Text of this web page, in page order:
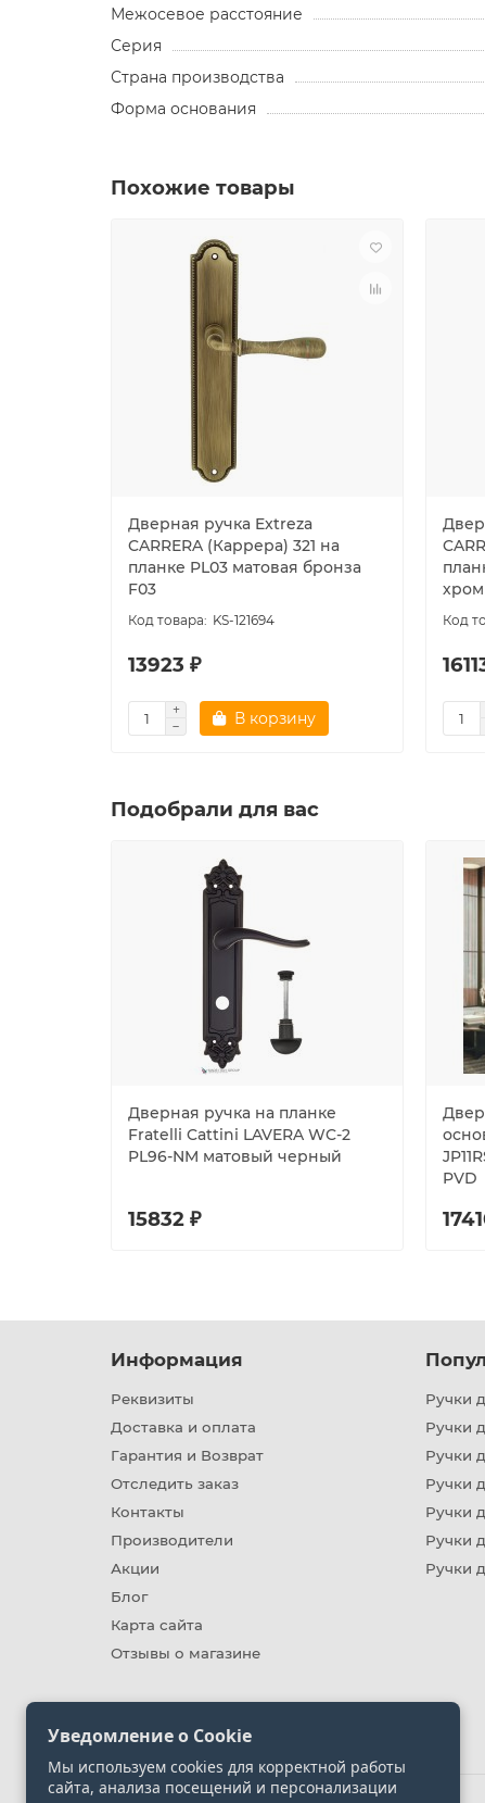
Межосевое расстояние
Серия
Страна производства
Форма основания
Похожие товары
Дверная ручка Extreza
CARRERA (Каррера) 321 на
планке PL03 матовая бронза
F03
KS-121694
13923 ₽
В корзину
Подобрали для вас
Дверная ручка на планке
Fratelli Cattini LAVERA WC-2
PL96-NM матовый черный
15832 ₽
PVD
Информация
Реквизиты
Доставка и оплата
Гарантия и Возврат
Отследить заказ
Контакты
Производители
Акции
Блог
Карта сайта
Отзывы о магазине
Ручки
Ручки
Ручки
Ручки
Ручки
Ручки
Ручки
Уведомление о Cookie
Мы используем cookies для корректной работы
сайта, анализа посещений и персонализации